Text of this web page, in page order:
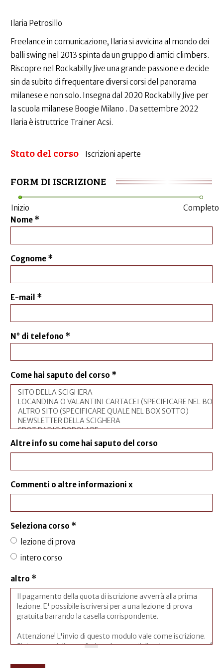
Ilaria Petrosillo
Freelance in comunicazione, Ilaria si avvicina al mondo dei
balli swing nel 2013 spinta da un gruppo di amici climbers.
Riscopre nel Rockabilly Jive una grande passione e decide
sin da subito di frequentare diversi corsi del panorama
milanese e non solo. Insegna dal 2020 Rockabilly Jive per
la scuola milanese Boogie Milano . Da settembre 2022
Ilaria è istruttrice Trainer Acsi.
Stato del corso Iscrizioni aperte
FORM DI ISCRIZIONE
Inizio
Completo
Nome *
Cognome *
E-mail *
N° di telefono *
Come hai saputo del corso *
Altre info su come hai saputo del corso
Commenti o altre informazioni x
Seleziona corso *
lezione di prova
intero corso
altro *